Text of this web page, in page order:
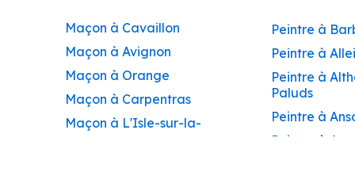
Maçon à Cavaillon
Maçon à Avignon
Maçon à Orange
Maçon à Carpentras
Maçon à L'Isle-sur-la-
Peintre à
Peintre à
Peintre à
Paluds
Peintre à
Peintre à Apt